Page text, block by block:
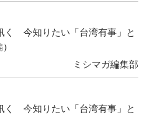
く 今知りたい「台湾有事」と
ミシマガ編集部
く 今知りたい「台湾有事」と